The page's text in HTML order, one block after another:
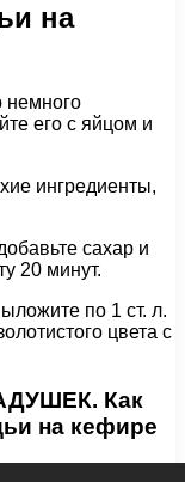
на
немного
его с яйцом и
ингредиенты,
сахар и
20 минут.
по 1 ст. л.
цвета с
Как
на кефире